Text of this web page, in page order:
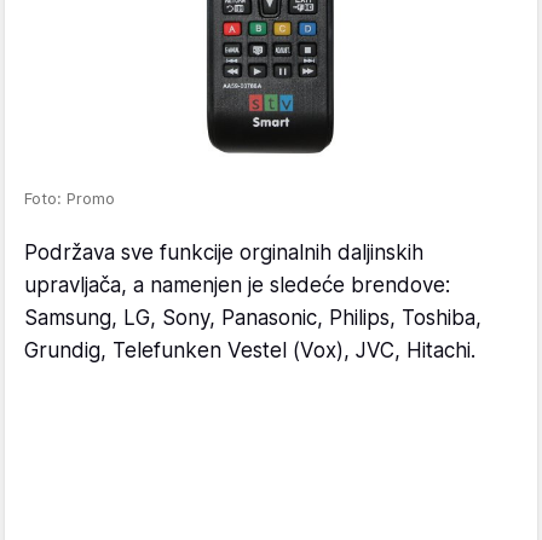
Foto: Promo
Podržava sve funkcije orginalnih daljinskih
upravljača, a namenjen je sledeće brendove:
Samsung, LG, Sony, Panasonic, Philips, Toshiba,
Grundig, Telefunken Vestel (Vox), JVC, Hitachi.